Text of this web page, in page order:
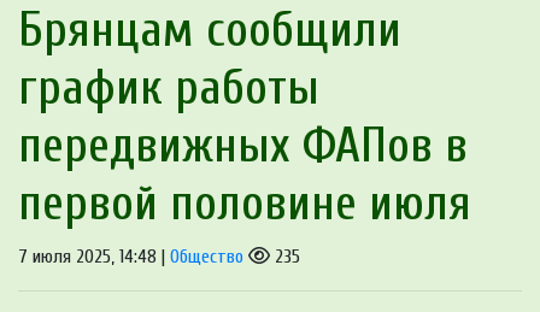
Брянцам сообщили
график работы
передвижных ФАПов в
первой половине июля
7 июля 2025, 14:48 | Общество 235